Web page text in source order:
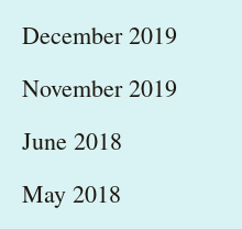
December 2019
November 2019
June 2018
May 2018